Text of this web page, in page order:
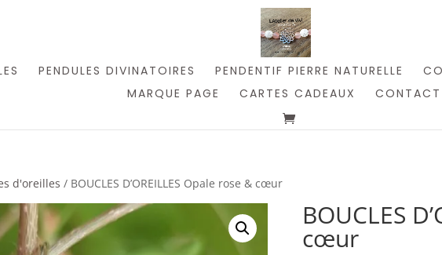
PENDULES DIVINATOIRES PENDENTIF PIERRE NATURELLE
MARQUE PAGE
CARTES CADEAUX CONTACT
d'oreilles / BOUCLES D’OREILLES Opale rose & cœur
BOUCLES
cœur